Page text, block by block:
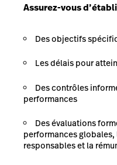
Assurez-vous
Des objectifs
Les délais pour
Des contrôles
performances
Des évaluations
performances
responsables et la